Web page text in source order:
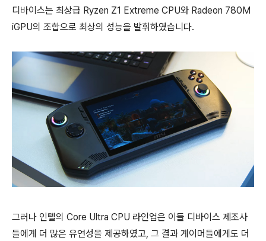
디바이스는 최상급 Ryzen Z1 Extreme CPU와 Radeon 780M
iGPU의 조합으로 최상의 성능을 발휘하였습니다.
그러나 인텔의 Core Ultra CPU 라인업은 이들 디바이스 제조사
들에게 더 많은 유연성을 제공하였고, 그 결과 게이머들에게도 더